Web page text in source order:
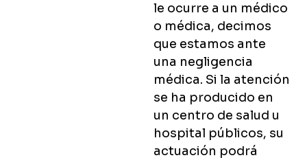
le ocurre a un médico
o médica, decimos
que estamos ante
una negligencia
médica. Si la atención
se ha producido en
un centro de salud u
hospital públicos, su
actuación podrá